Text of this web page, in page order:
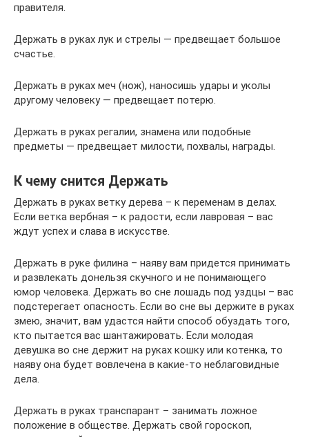
правителя.
Держать в руках лук и стрелы — предвещает большое
счастье.
Держать в руках меч (нож), наносишь удары и уколы
другому человеку — предвещает потерю.
Держать в руках регалии, знамена или подобные
предметы — предвещает милости, похвалы, награды.
К чему снится Держать
Держать в руках ветку дерева – к переменам в делах.
Если ветка вербная – к радости, если лавровая – вас
ждут успех и слава в искусстве.
Держать в руке филина – наяву вам придется принимать
и развлекать донельзя скучного и не понимающего
юмор человека. Держать во сне лошадь под уздцы – вас
подстерегает опасность. Если во сне вы держите в руках
змею, значит, вам удастся найти способ обуздать того,
кто пытается вас шантажировать. Если молодая
девушка во сне держит на руках кошку или котенка, то
наяву она будет вовлечена в какие-то неблаговидные
дела.
Держать в руках транспарант – занимать ложное
положение в обществе. Держать свой гороскоп,